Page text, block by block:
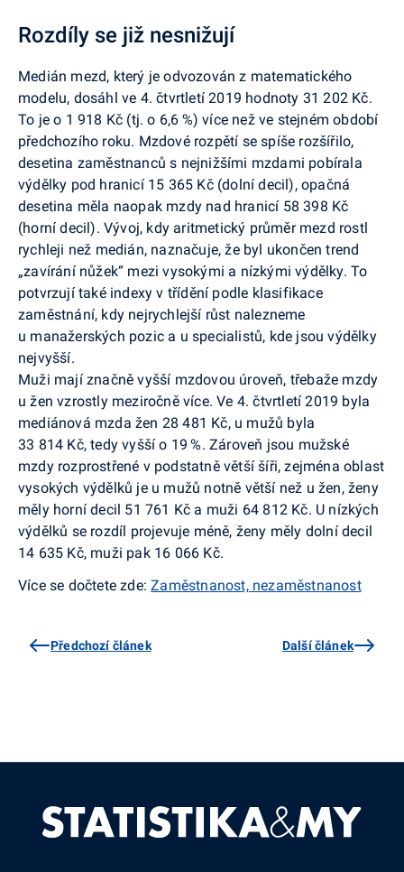
Rozdíly se již nesnižují
Medián mezd, který je odvozován z matematického
modelu, dosáhl ve 4. čtvrtletí 2019 hodnoty 31 202 Kč.
To je o 1 918 Kč (tj. o 6,6 %) více než ve stejném období
předchozího roku. Mzdové rozpětí se spíše rozšířilo,
desetina zaměstnanců s nejnižšími mzdami pobírala
výdělky pod hranicí 15 365 Kč (dolní decil), opačná
desetina měla naopak mzdy nad hranicí 58 398 Kč
(horní decil). Vývoj, kdy aritmetický průměr mezd rostl
rychleji než medián, naznačuje, že byl ukončen trend
„zavírání nůžek“ mezi vysokými a nízkými výdělky. To
potvrzují také indexy v třídění podle klasifikace
zaměstnání, kdy nejrychlejší růst nalezneme
u manažerských pozic a u specialistů, kde jsou výdělky
nejvyšší.
Muži mají značně vyšší mzdovou úroveň, třebaže mzdy
u žen vzrostly meziročně více. Ve 4. čtvrtletí 2019 byla
mediánová mzda žen 28 481 Kč, u mužů byla
33 814 Kč, tedy vyšší o 19 %. Zároveň jsou mužské
mzdy rozprostřené v podstatně větší šíři, zejména oblast
vysokých výdělků je u mužů notně větší než u žen, ženy
měly horní decil 51 761 Kč a muži 64 812 Kč. U nízkých
výdělků se rozdíl projevuje méně, ženy měly dolní decil
14 635 Kč, muži pak 16 066 Kč.
Více se dočtete zde:Zaměstnanost, nezaměstnanost
Předchozí článek Další článek